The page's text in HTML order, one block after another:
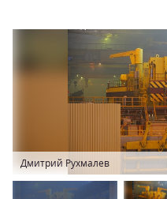
Дмитрий Рухмалев